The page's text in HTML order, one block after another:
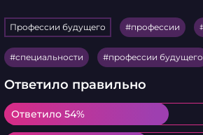
Профессии будущего профессии
специальности профессии будущего
Ответило правильно
Ответило 54%
Ответило 54%